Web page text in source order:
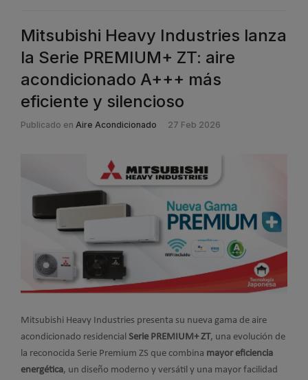
Mitsubishi Heavy Industries lanza
la Serie PREMIUM+ ZT: aire
acondicionado A+++ más
eficiente y silencioso
Publicado en Aire Acondicionado 27 Feb 2026
Mitsubishi Heavy Industries presenta su nueva gama de aire
acondicionado residencial Serie PREMIUM+ ZT, una evolución de
la reconocida Serie Premium ZS que combina mayor eficiencia
energética, un diseño moderno y versátil y una mayor facilidad